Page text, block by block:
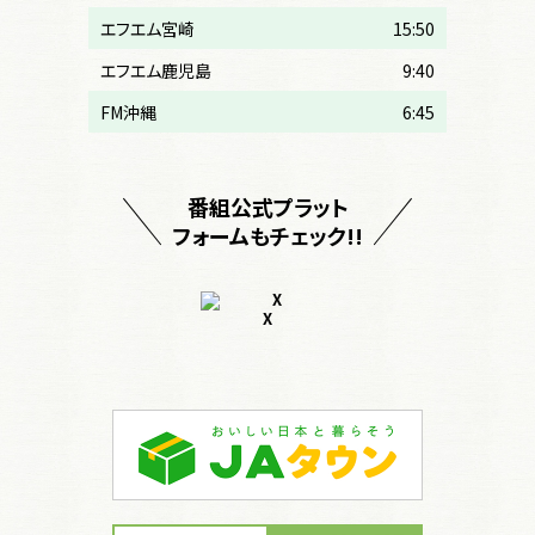
エフエム宮崎
15:50
エフエム鹿児島
9:40
FM沖縄
6:45
番組公式プラット
フォームもチェック!!
X